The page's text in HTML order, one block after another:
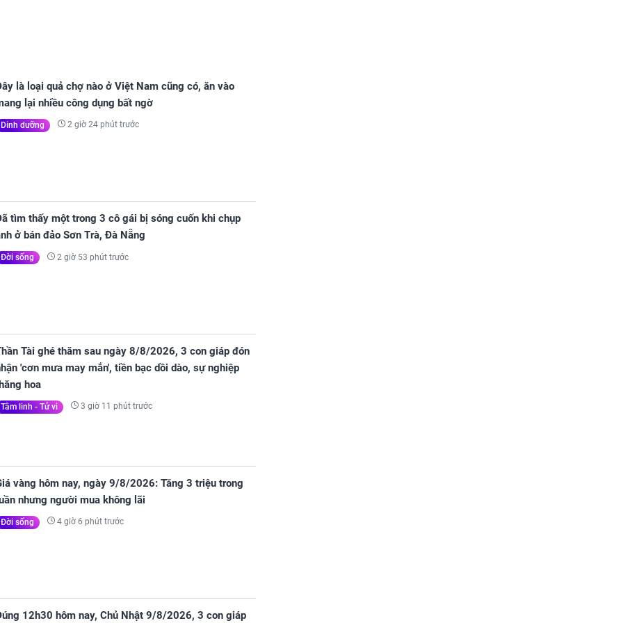
là loại quả chợ nào ở Việt Nam cũng có, ăn vào
lại nhiều công dụng bất ngờ
Dinh dưỡng 2 giờ 24 phút trước
tìm thấy một trong 3 cô gái bị sóng cuốn khi chụp
ở bán đảo Sơn Trà, Đà Nẵng
Đời sống 2 giờ 53 phút trước
Tài ghé thăm sau ngày 8/8/2026, 3 con giáp đón
'cơn mưa may mắn', tiền bạc dồi dào, sự nghiệp
hoa
Tâm linh - Tử vi 3 giờ 11 phút trước
vàng hôm nay, ngày 9/8/2026: Tăng 3 triệu trong
nhưng người mua không lãi
Đời sống 4 giờ 6 phút trước
12h30 hôm nay, Chủ Nhật 9/8/2026, 3 con giáp